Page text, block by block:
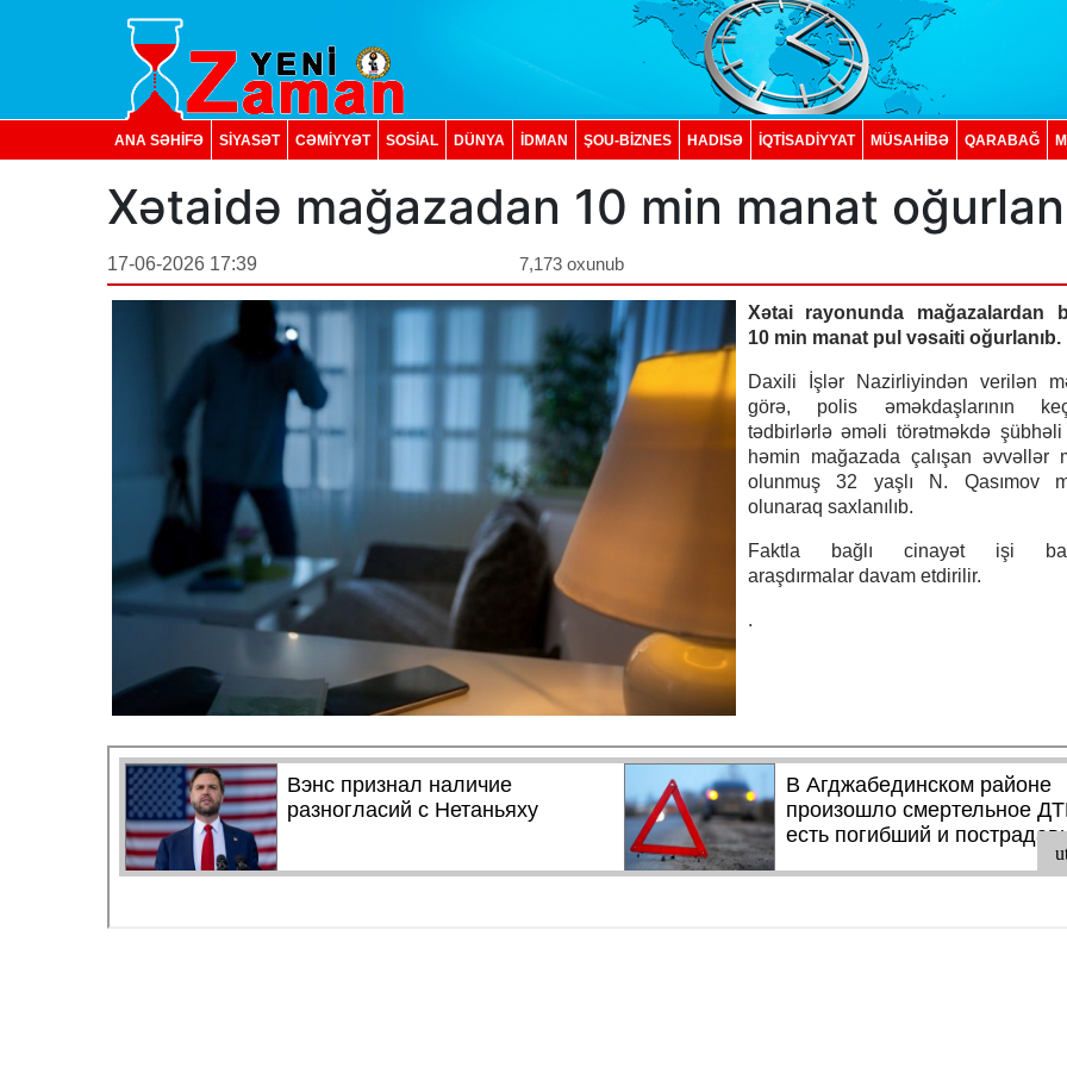
ANA SƏHİFƏ SİYASƏT CƏMİYYƏT SOSIAL DÜNYA İDMAN ŞOU-BİZNES HADISƏ İQTISADIYYAT MÜSAHİBƏ QARABAĞ
Xətaidə mağazadan 10 min manat
17-06-2026 17:39 7,173 oxunub
Xətai rayonunda mağazalardan
10 min manat pul vəsaiti oğurlanıb.
Daxili İşlər Nazirliyindən verilən
görə, polis əməkdaşlarının
tədbirlərlə əməli törətməkdə
həmin mağazada çalışan əvvəllər
olunmuş 32 yaşlı N. Qasımov
olunaraq saxlanılıb.
Faktla bağlı cinayət işi
araşdırmalar davam etdirilir.
.